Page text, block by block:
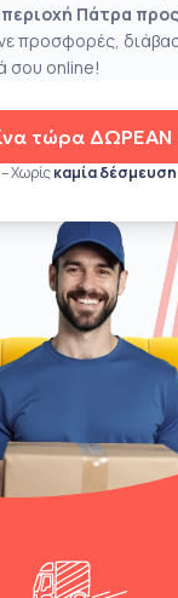
Πάτρα
προσφορές,
σου online!
τώρα ΔΩΡΕΑΝ
Χωρίςκαμία δέσμευση